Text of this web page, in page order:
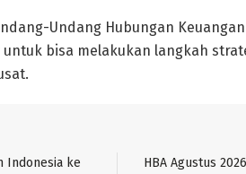
Undang Hubungan
bisa melakukan langkah
Indonesia ke
HBA Agustus